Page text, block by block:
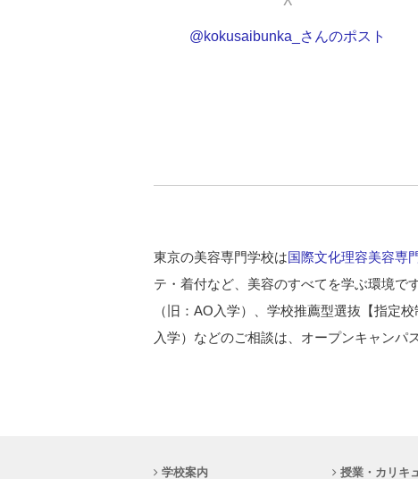
@kokusaibunka_さんのポスト
東京の美容専門学校は国際文化理容美容専
テ・着付など、美容のすべてを学ぶ環境で
（旧：AO入学）、学校推薦型選抜【指定
入学）などのご相談は、オープンキャンパ
学校案内 授業・カリキ